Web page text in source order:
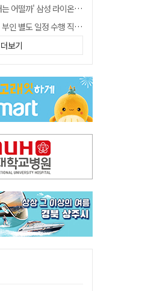
성 라이온즈, 새 얼굴 투수 미야모리 영입
수행 직원도…보고서엔 '공식일정 참석'
고 불에 달군 공구로 고문…남편 검거
3년'…이후 요금 도로 오른다?
'무패'…당시 올림픽 감독은 홍명보 [영상]
전격 실시…가족 사건 수사 못해
더보기